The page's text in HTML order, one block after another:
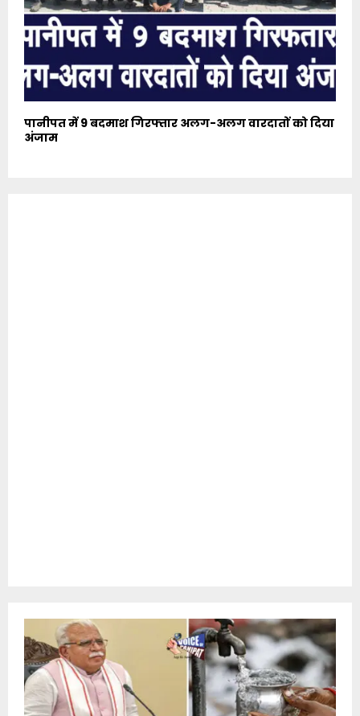
पानीपत में 9 बदमाश गिरफ्तार अलग-अलग वारदातों को दिया
अंजाम